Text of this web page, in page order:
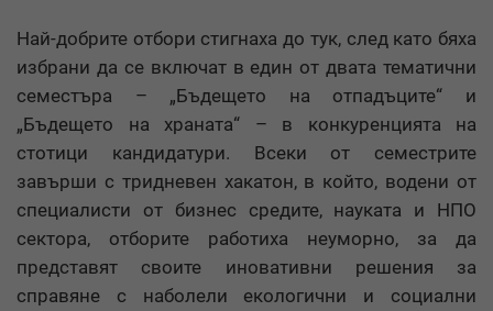
Най-добрите отбори стигнаха до тук, след като бяха
избрани да се включат в един от двата тематични
семестъра – „Бъдещето на отпадъците“ и
„Бъдещето на храната“ – в конкуренцията на
стотици кандидатури. Всеки от семестрите
завърши с тридневен хакатон, в който, водени от
специалисти от бизнес средите, науката и НПО
сектора, отборите работиха неуморно, за да
представят своите иновативни решения за
справяне с наболели екологични и социални